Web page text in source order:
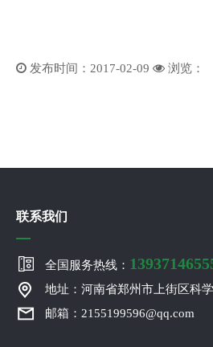
发布时间：2017-02-09 浏览：
联系我们
全国服务热线：
地址：河南省郑州市上街区科
邮箱：2155199596@qq.com